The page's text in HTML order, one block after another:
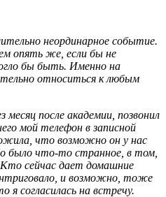
неординарное событие.
опять же, если бы не
бы быть. Именно на
относиться к любым
после академии, позвонил
мой телефон в записной
что возможно он у нас
было что-то странное, в том,
сейчас дает домашние
и возможно, тоже
я согласилась на встречу.